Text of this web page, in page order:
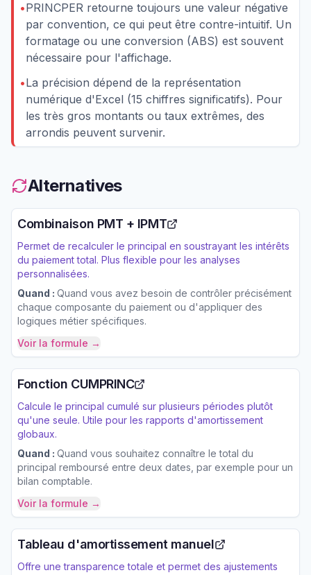
•PRINCPER retourne toujours une valeur négative
par convention, ce qui peut être contre-intuitif. Un
formatage ou une conversion (ABS) est souvent
nécessaire pour l'affichage.
•La précision dépend de la représentation
numérique d'Excel (15 chiffres significatifs). Pour
les très gros montants ou taux extrêmes, des
arrondis peuvent survenir.
Alternatives
Combinaison PMT + IPMT
Permet de recalculer le principal en soustrayant les intérêts
du paiement total. Plus flexible pour les analyses
personnalisées.
Quand : Quand vous avez besoin de contrôler précisément
chaque composante du paiement ou d'appliquer des
logiques métier spécifiques.
Voir la formule →
Fonction CUMPRINC
Calcule le principal cumulé sur plusieurs périodes plutôt
qu'une seule. Utile pour les rapports d'amortissement
globaux.
Quand : Quand vous souhaitez connaître le total du
principal remboursé entre deux dates, par exemple pour un
bilan comptable.
Voir la formule →
Tableau d'amortissement manuel
Offre une transparence totale et permet des ajustements